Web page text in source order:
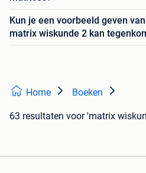
Kun je een voorbeeld geven
matrix wiskunde 2 kan
Home Boeken
63 resultaten voor 'matrix